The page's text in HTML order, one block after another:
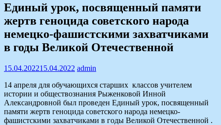
Единый урок, посвященный памяти
жертв геноцида советского народа
немецко-фашистскими захватчиками
в годы Великой Отечественной
15.04.202215.04.2022 admin
14 апреля для обучающихся старших классов учителем
истории и обществознания Рыженковой Инной
Александровной был проведен Единый урок, посвященный
памяти жертв геноцида советского народа немецко-
фашистскими захватчиками в годы Великой Отечественной .